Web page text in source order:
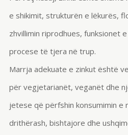
e shikimit, strukturën e lëkurës,
zhvillimin riprodhues, funksionet
procese të tjera në trup.
Marrja adekuate e zinkut është
për vegjetarianët, veganët dhe
jetese që përfshin konsumimin e
drithërash, bishtajore dhe